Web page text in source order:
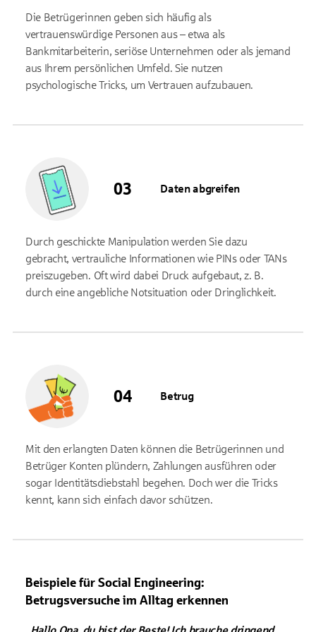
Die Betrügerinnen geben sich häufig als
vertrauenswürdige Personen aus – etwa als
Bankmitarbeiterin, seriöse Unternehmen oder als jemand
aus Ihrem persönlichen Umfeld. Sie nutzen
psychologische Tricks, um Vertrauen aufzubauen.
Daten abgreifen
Durch geschickte Manipulation werden Sie dazu
gebracht, vertrauliche Informationen wie PINs oder TANs
preiszugeben. Oft wird dabei Druck aufgebaut, z. B.
durch eine angebliche Notsituation oder Dringlichkeit.
Betrug
Mit den erlangten Daten können die Betrügerinnen und
Betrüger Konten plündern, Zahlungen ausführen oder
sogar Identitätsdiebstahl begehen. Doch wer die Tricks
kennt, kann sich einfach davor schützen.
Beispiele für Social Engineering:
Betrugsversuche im Alltag erkennen